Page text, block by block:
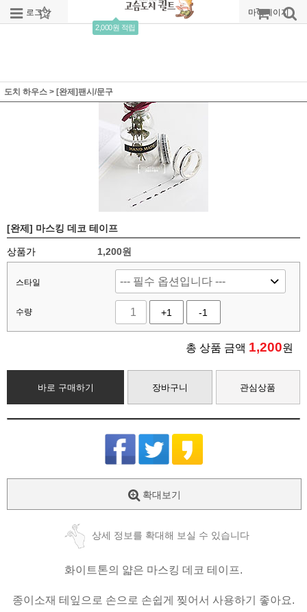
로그인 회원가입
2,000원 적립
주문조회 마이페이지
도치 하우스 > [완제]팬시/문구
[완제] 마스킹 데코 테이프
상품가 1,200원
스타일
수량 +1 -1
총 상품 금액 1,200원
바로 구매하기 장바구니 관심상품
확대보기
상세 정보를 확대해 보실 수 있습니다
화이트톤의 얇은 마스킹 데코 테이프.
종이소재 테잎으로 손으로 손쉽게 찢어서 사용하기 좋아요.